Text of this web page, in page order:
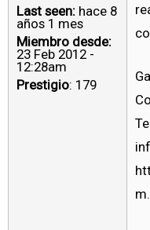
Last seen: hace 8
años 1 mes
Miembro desde:
23 Feb 2012 -
12:28am
Prestigio: 179